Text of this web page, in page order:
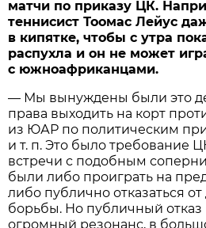
матчи по приказу ЦК.
теннисист Тоомас Лейус
в кипятке, чтобы с утра
распухла и он не может
с южноафриканцами.
— Мы вынуждены были это
права выходить на корт
из ЮАР по политическим
и т. п. Это было требование
встречи с подобным
были либо проиграть на
либо публично отказаться
борьбы. Но публичный отказ
огромный резонанс, в